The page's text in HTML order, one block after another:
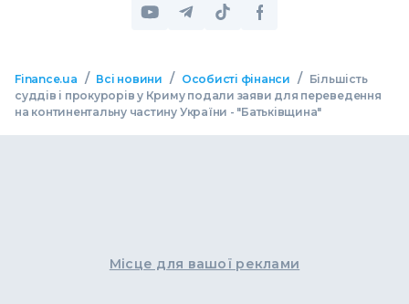
Finance.ua / Всі новини / Особисті фінанси /
Більшість
суддів і прокурорів у Криму подали заяви для переведення
на континентальну частину України - "Батьківщина"
Місце для вашої реклами